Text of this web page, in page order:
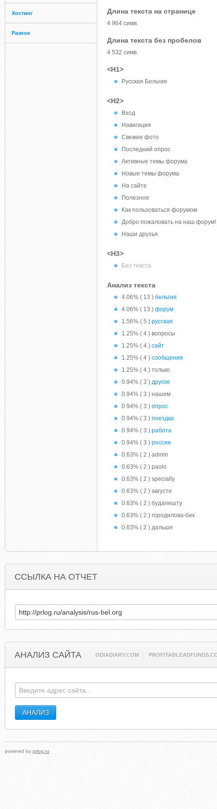
Хостинг
Разное
Длина текста на странице
4 964 симв.
Длина текста без пробелов
4 532 симв.
<H1>
Русская Бельгия
<H2>
Вход
Навигация
Свежее фото
Последний опрос
Активные темы форума
Новые темы форума
На сайте
Полезное
Как пользоваться форумом
Добро пожаловать на наш форум!
Наши друзья
<H3>
Без текста
Анализ текста
4.06% ( 13 ) бельгия
4.06% ( 13 ) форум
1.56% ( 5 ) русская
1.25% ( 4 ) вопросы
1.25% ( 4 ) сайт
1.25% ( 4 ) сообщения
1.25% ( 4 ) только
0.94% ( 3 ) другое
0.94% ( 3 ) нашем
0.94% ( 3 ) опрос
0.94% ( 3 ) поездка
0.94% ( 3 ) работа
0.94% ( 3 ) россия
0.63% ( 2 ) admin
0.63% ( 2 ) paolo
0.63% ( 2 ) specially
0.63% ( 2 ) августе
0.63% ( 2 ) будапешту
0.63% ( 2 ) городилова-бек
0.63% ( 2 ) дальше
ССЫЛКА НА ОТЧЕТ
АНАЛИЗ САЙТА ODIADIARY.COM
powered by prlog.ru